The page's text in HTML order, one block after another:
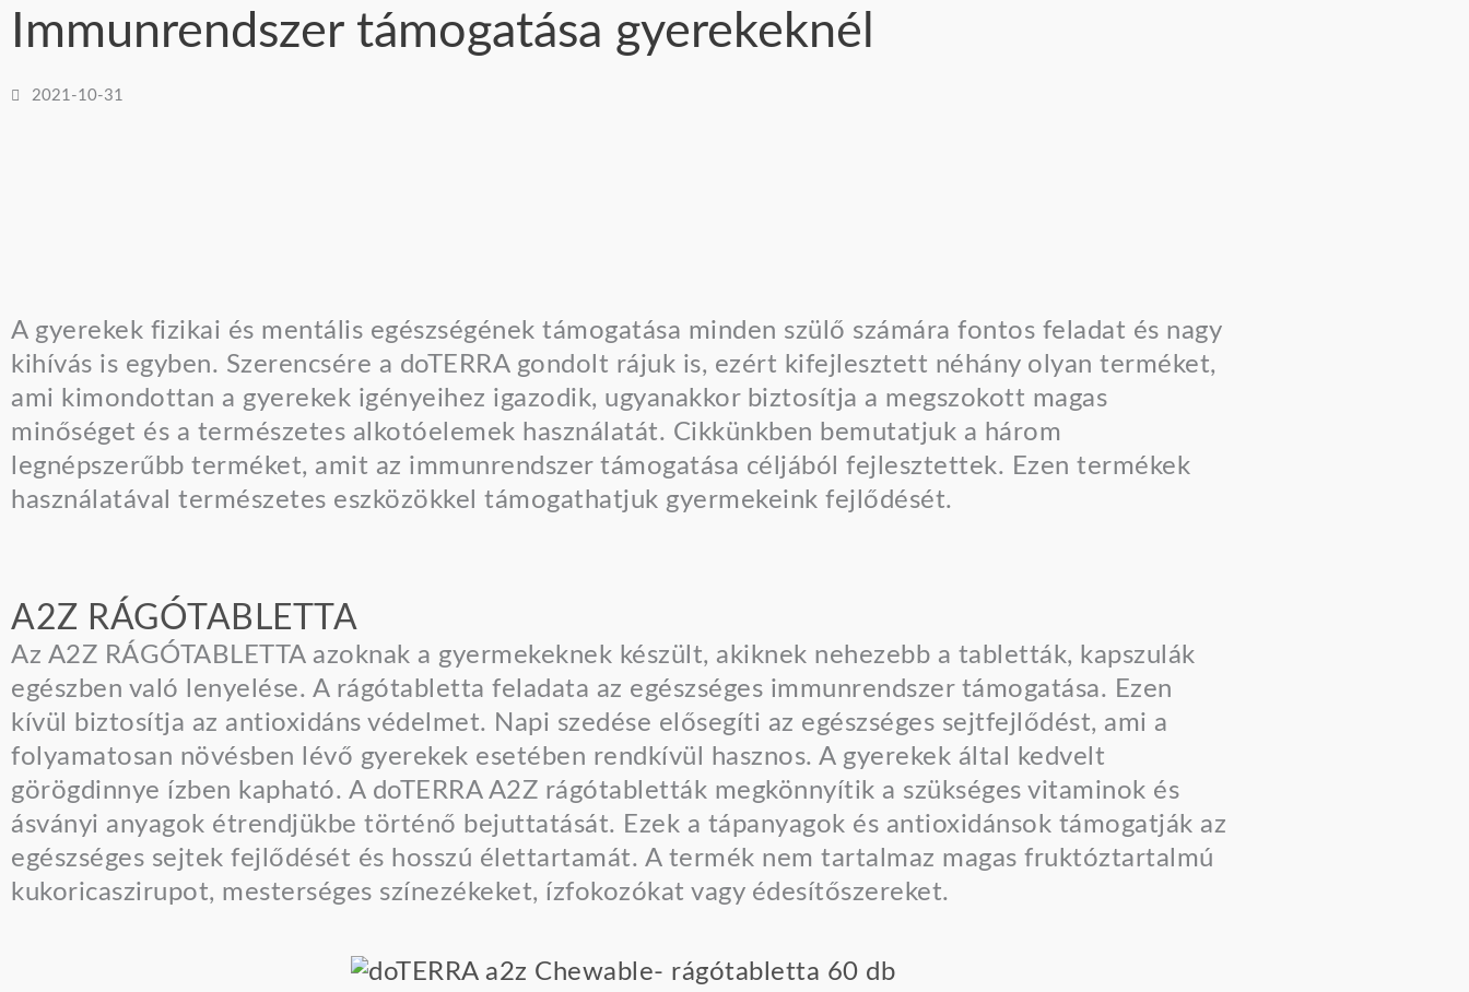
Immunrendszer támogatása gyerekeknél
2021-10-31
A gyerekek fizikai és mentális egészségének támogatása minden szülő számára fontos feladat és nagy
kihívás is egyben. Szerencsére a doTERRA gondolt rájuk is, ezért kifejlesztett néhány olyan terméket,
ami kimondottan a gyerekek igényeihez igazodik, ugyanakkor biztosítja a megszokott magas
minőséget és a természetes alkotóelemek használatát. Cikkünkben bemutatjuk a három
legnépszerűbb terméket, amit az immunrendszer támogatása céljából fejlesztettek. Ezen termékek
használatával természetes eszközökkel támogathatjuk gyermekeink fejlődését.
A2Z RÁGÓTABLETTA
Az A2Z RÁGÓTABLETTA azoknak a gyermekeknek készült, akiknek nehezebb a tabletták, kapszulák
egészben való lenyelése. A rágótabletta feladata az egészséges immunrendszer támogatása. Ezen
kívül biztosítja az antioxidáns védelmet. Napi szedése elősegíti az egészséges sejtfejlődést, ami a
folyamatosan növésben lévő gyerekek esetében rendkívül hasznos. A gyerekek által kedvelt
görögdinnye ízben kapható. A doTERRA A2Z rágótabletták megkönnyítik a szükséges vitaminok és
ásványi anyagok étrendjükbe történő bejuttatását. Ezek a tápanyagok és antioxidánsok támogatják az
egészséges sejtek fejlődését és hosszú élettartamát. A termék nem tartalmaz magas fruktóztartalmú
kukoricaszirupot, mesterséges színezékeket, ízfokozókat vagy édesítőszereket.